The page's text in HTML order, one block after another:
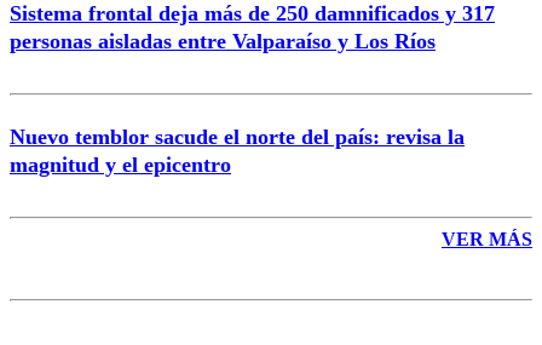
Sistema frontal deja más de 250 damnificados y 317
personas aisladas entre Valparaíso y Los Ríos
Nuevo temblor sacude el norte del país: revisa la
magnitud y el epicentro
VER MÁS